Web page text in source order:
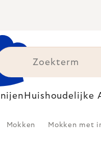
Huishoudelijke
Mokken Mokken met